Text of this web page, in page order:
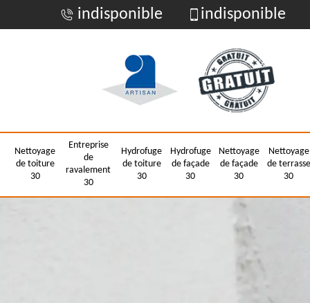
indisponible indisponible
Nettoyage
de toiture
30
Entreprise
de
ravalement
30
Hydrofuge
de toiture
30
Hydrofuge
de façade
30
Nettoyage
de façade
30
Nettoyage
de terrasse
30